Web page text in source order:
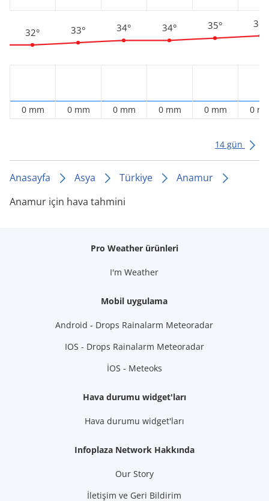
32°
0 mm
33°
0 mm
34°
0 mm
34°
0 mm
35°
0 mm
36°
0
14 gün
Anasayfa Asya Türkiye
Anamur
Anamur için hava tahmini
Pro Weather ürünleri
I'm Weather
Mobil uygulama
Android - Drops Rainalarm Meteoradar
IOS - Drops Rainalarm Meteoradar
İOS - Meteoks
Hava durumu widget'ları
Hava durumu widget'ları
Infoplaza Network Hakkında
Our Story
İletişim ve Geri Bildirim